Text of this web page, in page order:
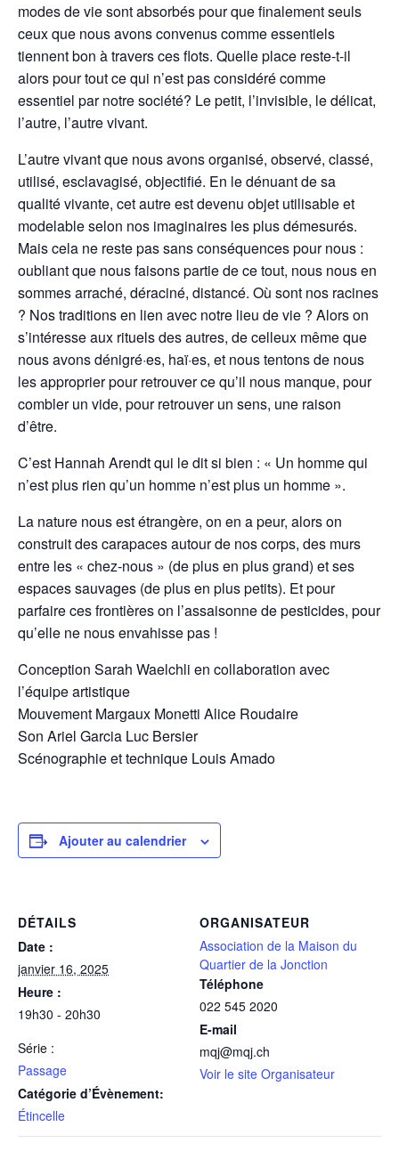
modes de vie sont absorbés pour que finalement seuls
ceux que nous avons convenus comme essentiels
tiennent bon à travers ces flots. Quelle place reste-t-il
alors pour tout ce qui n’est pas considéré comme
essentiel par notre société? Le petit, l’invisible, le délicat,
l’autre, l’autre vivant.
L’autre vivant que nous avons organisé, observé, classé,
utilisé, esclavagisé, objectifié. En le dénuant de sa
qualité vivante, cet autre est devenu objet utilisable et
modelable selon nos imaginaires les plus démesurés.
Mais cela ne reste pas sans conséquences pour nous :
oubliant que nous faisons partie de ce tout, nous nous en
sommes arraché, déraciné, distancé. Où sont nos racines
? Nos traditions en lien avec notre lieu de vie ? Alors on
s’intéresse aux rituels des autres, de celleux même que
nous avons dénigré·es, haï·es, et nous tentons de nous
les approprier pour retrouver ce qu’il nous manque, pour
combler un vide, pour retrouver un sens, une raison
d’être.
C’est Hannah Arendt qui le dit si bien : « Un homme qui
n’est plus rien qu’un homme n’est plus un homme ».
La nature nous est étrangère, on en a peur, alors on
construit des carapaces autour de nos corps, des murs
entre les « chez-nous » (de plus en plus grand) et ses
espaces sauvages (de plus en plus petits). Et pour
parfaire ces frontières on l’assaisonne de pesticides, pour
qu’elle ne nous envahisse pas !
Conception Sarah Waelchli en collaboration avec
l’équipe artistique
Mouvement Margaux Monetti Alice Roudaire
Son Ariel Garcia Luc Bersier
Scénographie et technique Louis Amado
Ajouter au calendrier
DÉTAILS
Date :
janvier 16, 2025
Heure :
19h30 - 20h30
Série :
Passage
Catégorie d’Évènement:
Étincelle
ORGANISATEUR
Association de la Maison du
Quartier de la Jonction
Téléphone
022 545 2020
E-mail
mqj@mqj.ch
Voir le site Organisateur